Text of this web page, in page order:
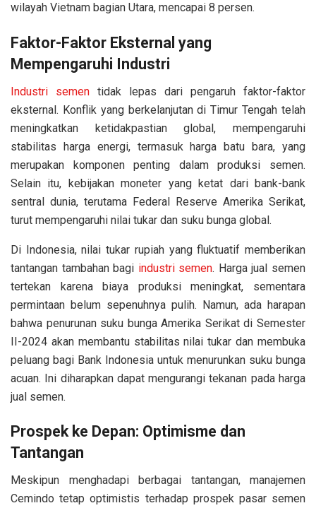
wilayah Vietnam bagian Utara, mencapai 8 persen.
Faktor-Faktor Eksternal yang
Mempengaruhi Industri
Industri semen tidak lepas dari pengaruh faktor-faktor
eksternal. Konflik yang berkelanjutan di Timur Tengah telah
meningkatkan ketidakpastian global, mempengaruhi
stabilitas harga energi, termasuk harga batu bara, yang
merupakan komponen penting dalam produksi semen.
Selain itu, kebijakan moneter yang ketat dari bank-bank
sentral dunia, terutama Federal Reserve Amerika Serikat,
turut mempengaruhi nilai tukar dan suku bunga global.
Di Indonesia, nilai tukar rupiah yang fluktuatif memberikan
tantangan tambahan bagi industri semen. Harga jual semen
tertekan karena biaya produksi meningkat, sementara
permintaan belum sepenuhnya pulih. Namun, ada harapan
bahwa penurunan suku bunga Amerika Serikat di Semester
II-2024 akan membantu stabilitas nilai tukar dan membuka
peluang bagi Bank Indonesia untuk menurunkan suku bunga
acuan. Ini diharapkan dapat mengurangi tekanan pada harga
jual semen.
Prospek ke Depan: Optimisme dan
Tantangan
Meskipun menghadapi berbagai tantangan, manajemen
Cemindo tetap optimistis terhadap prospek pasar semen